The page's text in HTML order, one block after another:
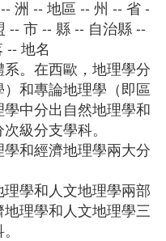
洲 -- 地區 -- 州 -- 省 -
-- 市 -- 縣 -- 自治縣 --
-- 地名
。在西歐，地理學分
和專論地理學（即區
中分出自然地理學和
級分支學科。
和經濟地理學兩大分
學和人文地理學兩部
理學和人文地理學三